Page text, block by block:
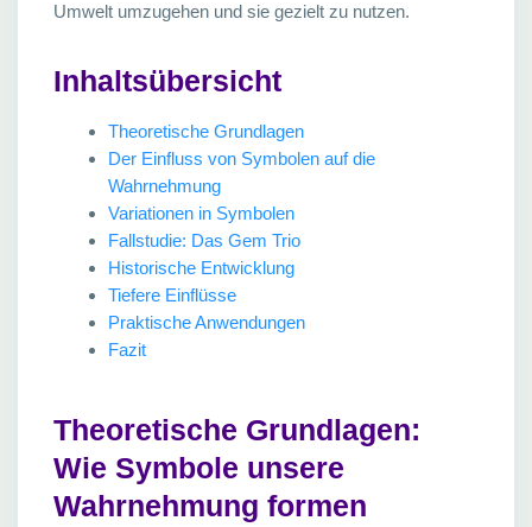
Umwelt umzugehen und sie gezielt zu nutzen.
Inhaltsübersicht
Theoretische Grundlagen
Der Einfluss von Symbolen auf die
Wahrnehmung
Variationen in Symbolen
Fallstudie: Das Gem Trio
Historische Entwicklung
Tiefere Einflüsse
Praktische Anwendungen
Fazit
Theoretische Grundlagen:
Wie Symbole unsere
Wahrnehmung formen